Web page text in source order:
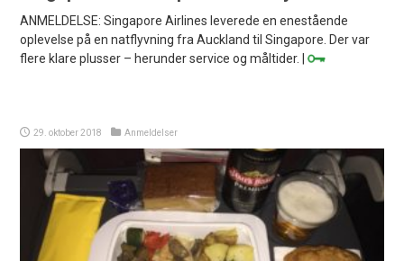
ANMELDELSE: Singapore Airlines leverede en enestående
oplevelse på en natflyvning fra Auckland til Singapore. Der var
flere klare plusser – herunder service og måltider. |
29. oktober 2018 Anmeldelser